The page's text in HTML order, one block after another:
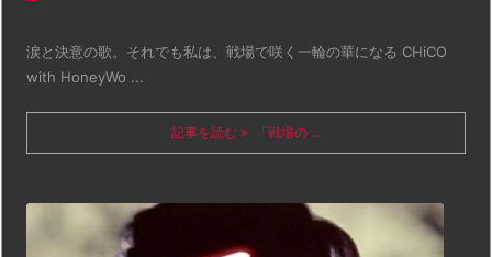
涙と決意の歌。それでも私は、戦場で咲く一輪の華になる CHiCO
with HoneyWo ...
記事を読む 「戦場の ...